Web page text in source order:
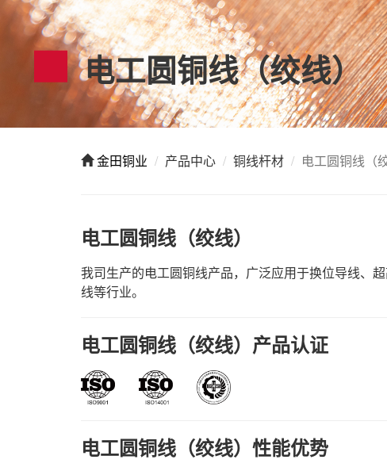
电工圆铜线（绞线）
HHHHH
金田铜业 产品中心 铜线杆材 电工圆铜线（
电工圆铜线（绞线）
我司生产的电工圆铜线产品，广泛应用于换位导线、
线等行业。
电工圆铜线（绞线）产品认证
电工圆铜线（绞线）性能优势